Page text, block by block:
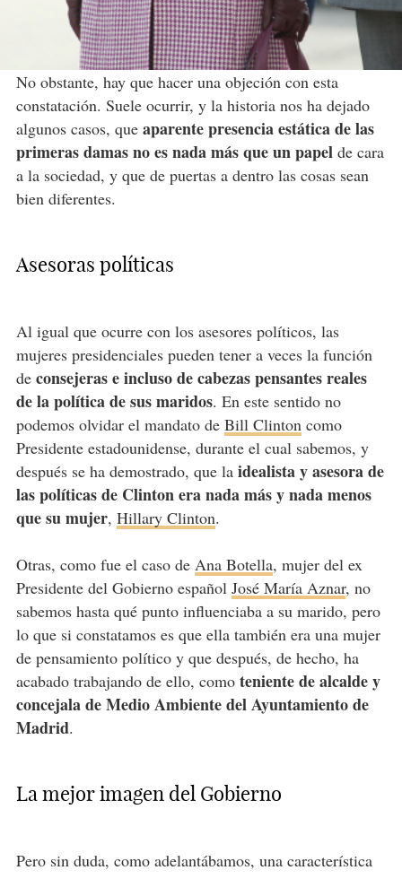
No obstante, hay que hacer una objeción con esta
constatación. Suele ocurrir, y la historia nos ha dejado
algunos casos, que aparente presencia estática de las
primeras damas no es nada más que un papelde cara
a la sociedad, y que de puertas a dentro las cosas sean
bien diferentes.
Asesoras políticas
Al igual que ocurre con los asesores políticos, las
mujeres presidenciales pueden tener a veces la función
de consejeras e incluso de cabezas pensantes reales
de la política de sus maridos. En este sentido no
podemos olvidar el mandato de Bill Clintoncomo
Presidente estadounidense, durante el cual sabemos, y
después se ha demostrado, que la idealista y asesora de
las políticas de Clinton era nada más y nada menos
que su mujer, Hillary Clinton.
Otras, como fue el caso de Ana Botella, mujer del ex
Presidente del Gobierno español José María Aznar, no
sabemos hasta qué punto influenciaba a su marido, pero
lo que si constatamos es que ella también era una mujer
de pensamiento político y que después, de hecho, ha
acabado trabajando de ello, como teniente de alcalde y
concejala de Medio Ambiente del Ayuntamiento de
Madrid.
La mejor imagen del Gobierno
Pero sin duda, como adelantábamos, una característica